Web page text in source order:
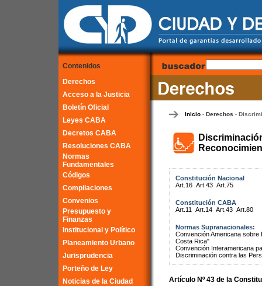
Contenidos
Derechos
Acceso a la Justicia
Boletín Oficial
Leyes CABA
Decretos CABA
Resoluciones CABA
Normas
Fundamentales
Códigos
Compilaciones
Convenios
Presupuesto y
Finanzas
Institucional y Político
Planeamiento Urbano
Jurisprudencia
Porteño de Ley
Noticias de la Ciudad
Inicio- Derechos -
Constitución Nacional
Art.16 Art.43 Art.75
Constitución CABA
Art.11
Art.14 Art.43 Art.80
Normas Supranacionales:
Convención Americana
Costa Rica"
Convención Interamericana
Discriminación contra las
Artículo Nº 43 de la